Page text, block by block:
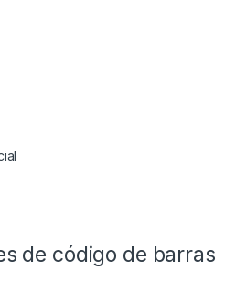
de código de barras